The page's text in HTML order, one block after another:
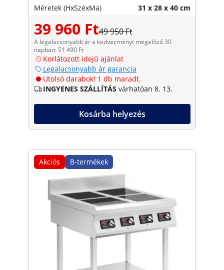
Méretek (HxSzéxMa) 31 x 28 x 40 cm
39 960 Ft49 950 Ft
A legalacsonyabb ár a kedvezményt megelőző 30
napban: 51 490 Ft
Korlátozott idejű ajánlat
Legalacsonyabb ár garancia
Utolsó darabok! 1 db maradt.
INGYENES SZÁLLÍTÁS várhatóan 8. 13.
Kosárba helyezés
Akciós B-termékek